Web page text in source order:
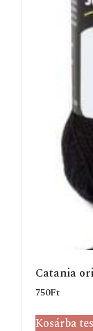
Catania
750Ft
Kosárba